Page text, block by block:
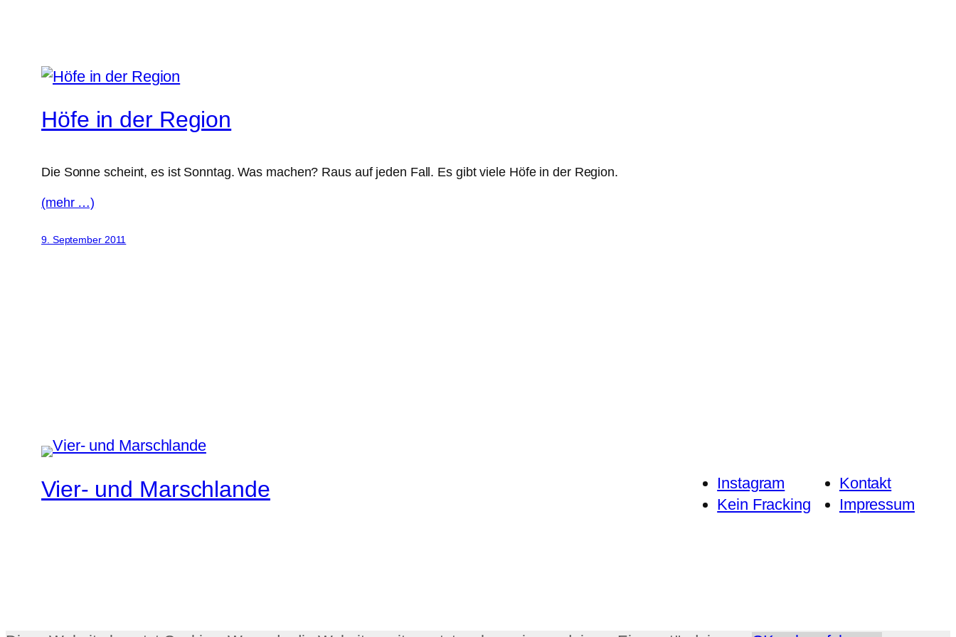
Höfe in der Region
Die Sonne scheint, es ist Sonntag. Was machen? Raus auf jeden Fall. Es gibt viele Höfe in der Region.
(mehr …)
9. September 2011
Vier- und Marschlande
Instagram
Kein Fracking
Kontakt
Impressum